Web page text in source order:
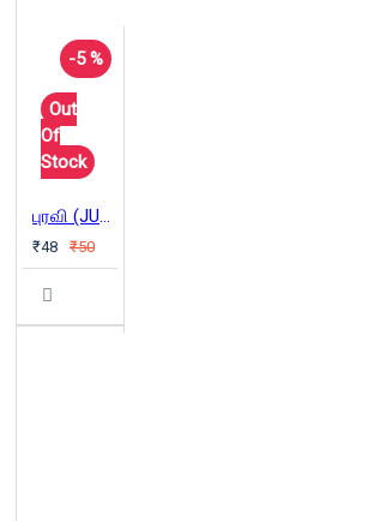
-5 %
Out
Of
Stock
புரவி (JUNE 2022)
₹48 ₹50